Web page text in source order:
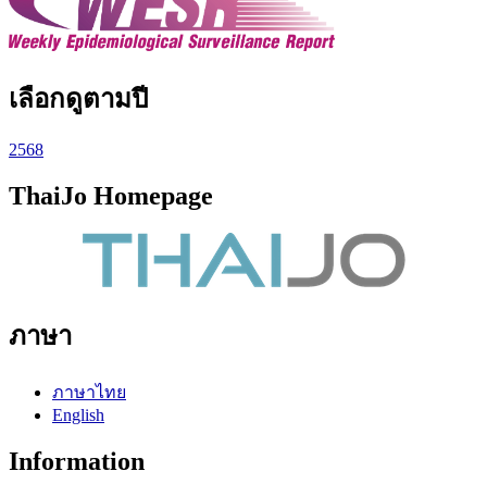
เลือกดูตามปี
2568
ThaiJo Homepage
ภาษา
ภาษาไทย
English
Information